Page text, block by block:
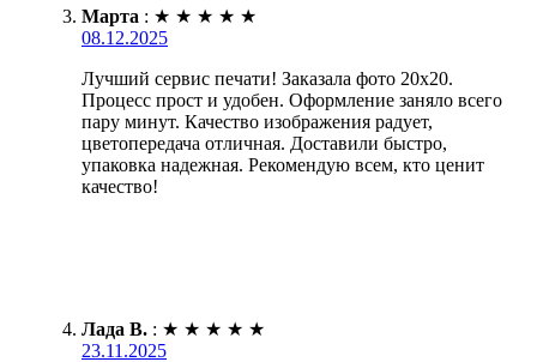
Марта : ★ ★ ★ ★ ★
08.12.2025
Лучший сервис печати! Заказала фото 20х20.
Процесс прост и удобен. Оформление заняло всего
пару минут. Качество изображения радует,
цветопередача отличная. Доставили быстро,
упаковка надежная. Рекомендую всем, кто ценит
качество!
Лада В. : ★ ★ ★ ★ ★
23.11.2025